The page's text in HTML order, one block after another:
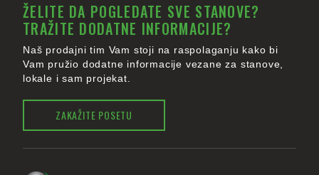
ŽELITE DA POGLEDATE SVE STANOVE?
TRAŽITE DODATNE INFORMACIJE?
Naš prodajni tim Vam stoji na raspolaganju kako bi
Vam pružio dodatne informacije vezane za stanove,
lokale i sam projekat.
ZAKAŽITE POSETU